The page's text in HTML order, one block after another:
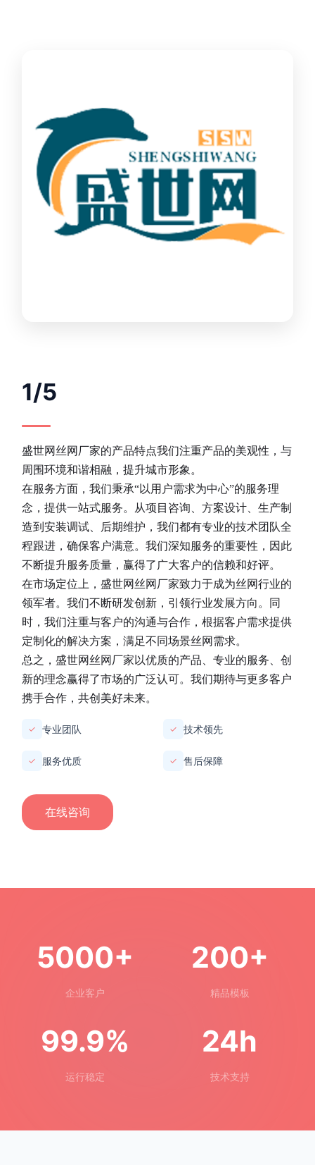
1/5
盛世网丝网厂家的产品特点我们注重产品的美观性，与
周围环境和谐相融，提升城市形象。
在服务方面，我们秉承“以用户需求为中心”的服务理
念，提供一站式服务。从项目咨询、方案设计、生产制
造到安装调试、后期维护，我们都有专业的技术团队全
程跟进，确保客户满意。我们深知服务的重要性，因此
不断提升服务质量，赢得了广大客户的信赖和好评。
在市场定位上， 盛世网丝网厂家致力于成为丝网行业的
领军者。我们不断研发创新，引领行业发展方向。同
时，我们注重与客户的沟通与合作，根据客户需求提供
定制化的解决方案，满足不同场景丝网需求。
总之， 盛世网丝网厂家以优质的产品、专业的服务、创
新的理念赢得了市场的广泛认可。我们期待与更多客户
携手合作，共创美好未来。
✓ 专业团队 ✓ 技术领先
✓ 服务优质 ✓ 售后保障
在线咨询
5000+
企业客户
200+
精品模板
99.9%
运行稳定
24h
技术支持